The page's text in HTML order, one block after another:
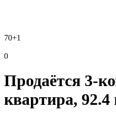
70+1
0
Продаётся 3-
квартира, 92.4